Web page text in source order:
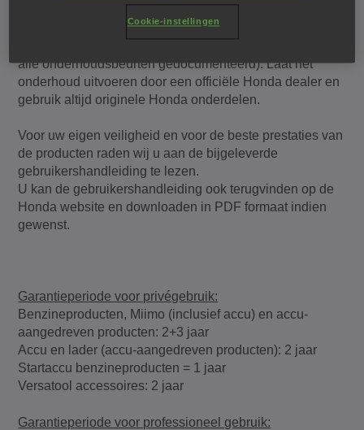
onderhouden te worden volgens de
alle onderhoudsbeurten gedocumenteerd). Laat het
onderhoud uitvoeren door een officiële Honda dealer en
gebruik altijd originele Honda onderdelen.
Voor uw eigen veiligheid en voor de beste prestaties van
de producten raden wij u aan de bijgeleverde
gebruikershandleiding te lezen.
U kan de gebruikershandleiding ook terugvinden op de
Honda website en downloaden in PDF formaat indien
gewenst.
Garantieperiode voor privégebruik:
Benzineproducten, Miimo (inclusief accu) en accu-
aangedreven producten: 2+3 jaar
Accu en lader (accu-aangedreven producten): 2 jaar
Startaccu benzineproducten = 1 jaar
Versatool accessoires: 2 jaar
Garantieperiode voor professioneel gebruik:
Cookie-instellingen